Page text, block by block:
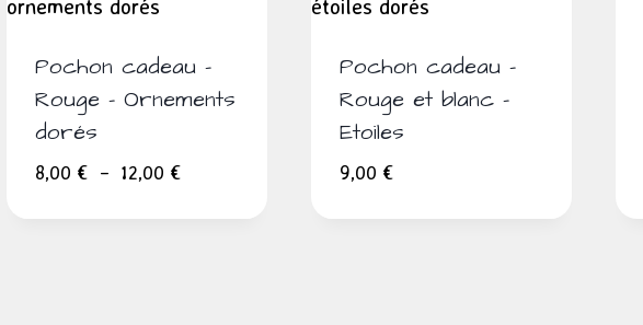
Pochon cadeau –
Rouge – Ornements
dorés
8,00 € – 12,00 €
Pochon cadeau –
Rouge et blanc –
Etoiles
9,00 €